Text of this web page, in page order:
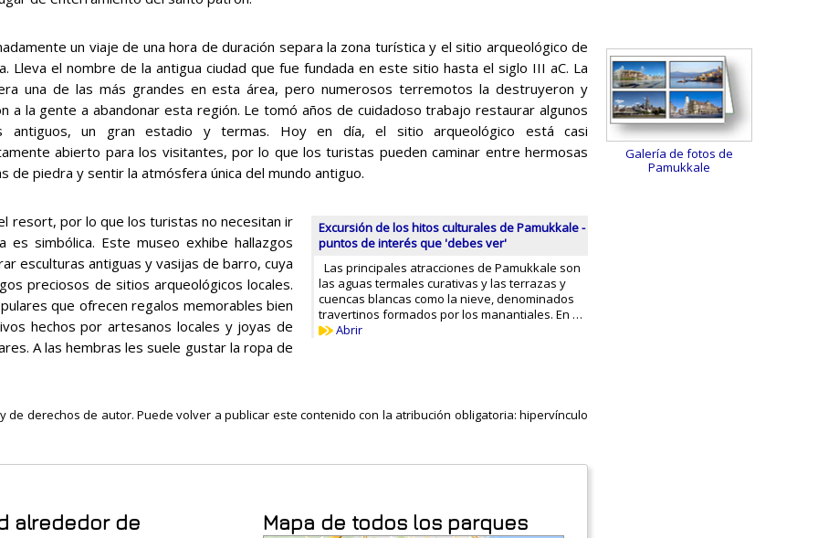
un viaje de una hora de duración separa la zona turística y el sitio arqueológico de
Lleva el nombre de la antigua ciudad que fue fundada en este sitio hasta el siglo III aC. La
una de las más grandes en esta área, pero numerosos terremotos la destruyeron y
a la gente a abandonar esta región. Le tomó años de cuidadoso trabajo restaurar algunos
antiguos, un gran estadio y termas. Hoy en día, el sitio arqueológico está casi
abierto para los visitantes, por lo que los turistas pueden caminar entre hermosas
de piedra y sentir la atmósfera única del mundo antiguo.
Excursión de los hitos culturales de Pamukkale -
puntos de interés que 'debes ver'
Las principales atracciones de Pamukkale son
las aguas termales curativas y las terrazas y
cuencas blancas como la nieve, denominados
travertinos formados por los manantiales. En …
Abrir
resort, por lo que los turistas no necesitan ir
simbólica. Este museo exhibe hallazgos
esculturas antiguas y vasijas de barro, cuya
preciosos de sitios arqueológicos locales.
que ofrecen regalos memorables bien
hechos por artesanos locales y joyas de
A las hembras les suele gustar la ropa de
de derechos de autor. Puede volver a publicar este contenido con la atribución obligatoria: hipervínculo
Mapa de todos los parques
alrededor de
Galería de fotos de
Pamukkale